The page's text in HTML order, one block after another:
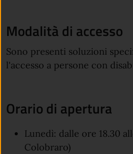
Modalità di accesso
Sono presenti soluzioni
l'accesso a persone con
Orario di apertura
Lunedì: dalle ore 18.30
Colobraro)